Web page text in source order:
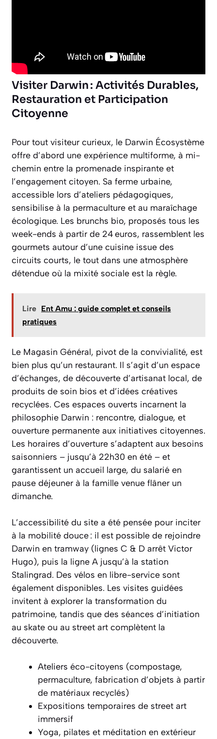
Visiter Darwin : Activités Durables,
Restauration et Participation
Citoyenne
Pour tout visiteur curieux, le Darwin Écosystème
offre d’abord une expérience multiforme, à mi-
chemin entre la promenade inspirante et
l’engagement citoyen. Sa ferme urbaine,
accessible lors d’ateliers pédagogiques,
sensibilise à la permaculture et au maraîchage
écologique. Les brunchs bio, proposés tous les
week-ends à partir de 24 euros, rassemblent les
gourmets autour d’une cuisine issue des
circuits courts, le tout dans une atmosphère
détendue où la mixité sociale est la règle.
Lire Ent Amu : guide complet et conseils
pratiques
Le Magasin Général, pivot de la convivialité, est
bien plus qu’un restaurant. Il s’agit d’un espace
d’échanges, de découverte d’artisanat local, de
produits de soin bios et d’idées créatives
recyclées. Ces espaces ouverts incarnent la
philosophie Darwin : rencontre, dialogue, et
ouverture permanente aux initiatives citoyennes.
Les horaires d’ouverture s’adaptent aux besoins
saisonniers – jusqu’à 22h30 en été – et
garantissent un accueil large, du salarié en
pause déjeuner à la famille venue flâner un
dimanche.
L’accessibilité du site a été pensée pour inciter
à la mobilité douce : il est possible de rejoindre
Darwin en tramway (lignes C & D arrêt Victor
Hugo), puis la ligne A jusqu’à la station
Stalingrad. Des vélos en libre-service sont
également disponibles. Les visites guidées
invitent à explorer la transformation du
patrimoine, tandis que des séances d’initiation
au skate ou au street art complètent la
découverte.
Ateliers éco-citoyens (compostage,
permaculture, fabrication d’objets à partir
de matériaux recyclés)
Expositions temporaires de street art
immersif
Yoga, pilates et méditation en extérieur